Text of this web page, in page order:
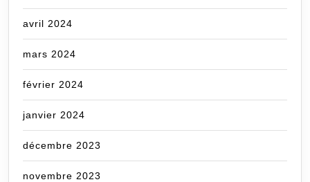
avril 2024
mars 2024
février 2024
janvier 2024
décembre 2023
novembre 2023